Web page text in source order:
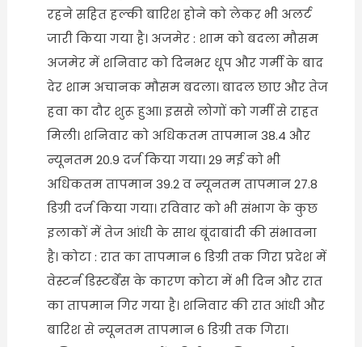
रहने सहित हल्की बारिश होने को लेकर भी अलर्ट
जारी किया गया है। अजमेर : शाम को बदला मौसम
अजमेर में शनिवार को दिनभर धूप और गर्मी के बाद
देर शाम अचानक मौसम बदला। बादल छाए और तेज
हवा का दौर शुरू हुआ। इससे लोगों को गर्मी से राहत
मिली। शनिवार को अधिकतम तापमान 38.4 और
न्यूनतम 20.9 दर्ज किया गया। 29 मई को भी
अधिकतम तापमान 39.2 व न्यूनतम तापमान 27.8
डिग्री दर्ज किया गया। रविवार को भी संभाग के कुछ
इलाकों में तेज आंधी के साथ बूंदाबांदी की संभावना
है। कोटा : रात का तापमान 6 डिग्री तक गिरा प्रदेश में
वेस्टर्न डिस्टर्बेंस के कारण कोटा में भी दिन और रात
का तापमान गिर गया है। शनिवार की रात आंधी और
बारिश से न्यूनतम तापमान 6 डिग्री तक गिरा।